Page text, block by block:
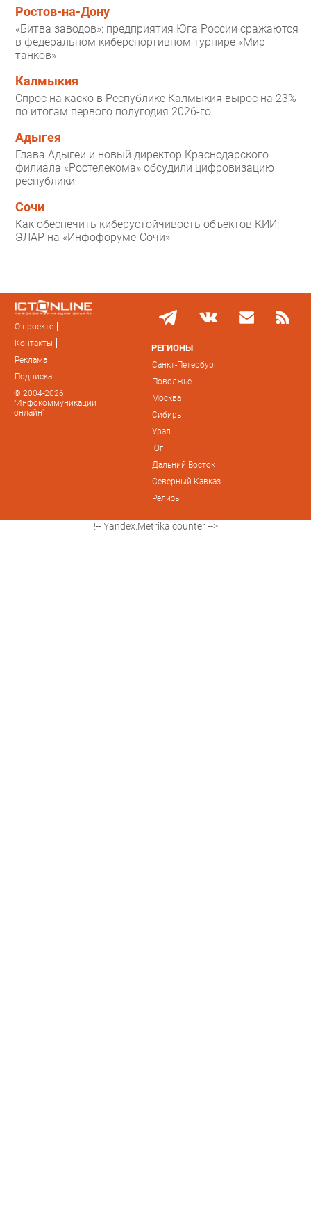
Ростов-на-Дону
«Битва заводов»: предприятия Юга России сражаются
в федеральном киберспортивном турнире «Мир
танков»
Калмыкия
Спрос на каско в Республике Калмыкия вырос на 23%
по итогам первого полугодия 2026-го
Адыгея
Глава Адыгеи и новый директор Краснодарского
филиала «Ростелекома» обсудили цифровизацию
республики
Сочи
Как обеспечить киберустойчивость объектов КИИ:
ЭЛАР на «Инфофоруме-Сочи»
О проекте
Контакты
Реклама
Подписка
© 2004-2026
"Инфокоммуникации
онлайн"
РЕГИОНЫ
Санкт-Петербург
Поволжье
Москва
Сибирь
Урал
Юг
Дальний Восток
Северный Кавказ
Релизы
!-- Yandex.Metrika counter -->